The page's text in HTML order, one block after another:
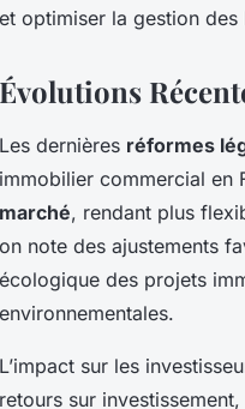
et optimiser la gestion
Évolutions
Les dernières réformes
immobilier commercial en
marché, rendant plus
on note des ajustements
écologique des projets
environnementales.
L’impact sur les
retours sur